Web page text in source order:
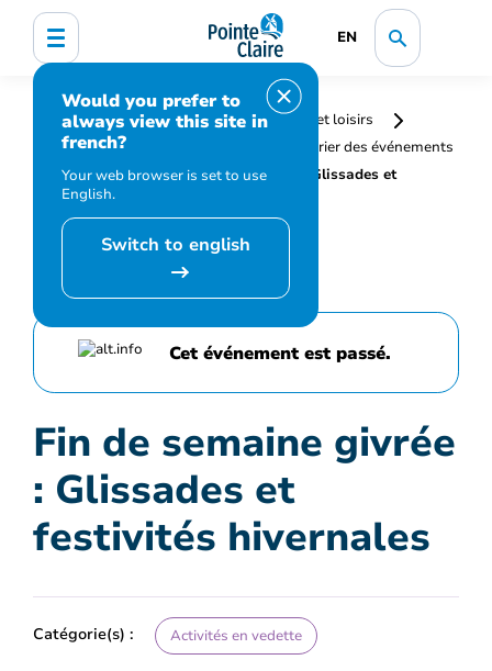
EN
Would you prefer to
always view this site in
french?
Your web browser is set to use
English.
Switch to english
Accueil
Bibliothèque, culture, sports et loisirs
Programmation et inscription
Calendrier des événements
et activités
Fin de semaine givrée : Glissades et
festivités hivernales
Cet événement est passé.
Fin de semaine givrée
: Glissades et
festivités hivernales
Catégorie(s) : Activités en vedette